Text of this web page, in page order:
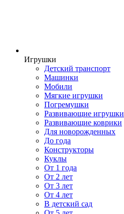
Игрушки
Детский транспорт
Машинки
Мобили
Мягкие игрушки
Погремушки
Развивающие игрушки
Развивающие коврики
Для новорожденных
До года
Конструкторы
Куклы
От 1 года
От 2 лет
От 3 лет
От 4 лет
В детский сад